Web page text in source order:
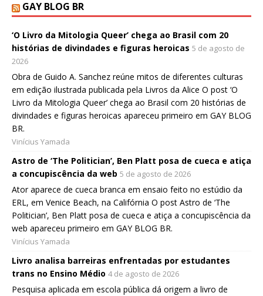
GAY BLOG BR
‘O Livro da Mitologia Queer’ chega ao Brasil com 20
histórias de divindades e figuras heroicas 5 de agosto de
2026
Obra de Guido A. Sanchez reúne mitos de diferentes culturas
em edição ilustrada publicada pela Livros da Alice O post ‘O
Livro da Mitologia Queer’ chega ao Brasil com 20 histórias de
divindades e figuras heroicas apareceu primeiro em GAY BLOG
BR.
Vinícius Yamada
Astro de ‘The Politician’, Ben Platt posa de cueca e atiça
a concupiscência da web 5 de agosto de 2026
Ator aparece de cueca branca em ensaio feito no estúdio da
ERL, em Venice Beach, na Califórnia O post Astro de ‘The
Politician’, Ben Platt posa de cueca e atiça a concupiscência da
web apareceu primeiro em GAY BLOG BR.
Vinícius Yamada
Livro analisa barreiras enfrentadas por estudantes
trans no Ensino Médio 4 de agosto de 2026
Pesquisa aplicada em escola pública dá origem a livro de